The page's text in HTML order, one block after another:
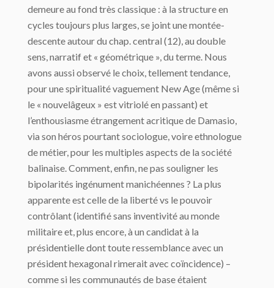
demeure au fond très classique : à la structure en
cycles toujours plus larges, se joint une montée-
descente autour du chap. central (12), au double
sens, narratif et « géométrique », du terme. Nous
avons aussi observé le choix, tellement tendance,
pour une spiritualité vaguement New Age (même si
le « nouvelâgeux » est vitriolé en passant) et
l’enthousiasme étrangement acritique de Damasio,
via son héros pourtant sociologue, voire ethnologue
de métier, pour les multiples aspects de la société
balinaise. Comment, enfin, ne pas souligner les
bipolarités ingénument manichéennes ? La plus
apparente est celle de la liberté vs le pouvoir
contrôlant (identifié sans inventivité au monde
militaire et, plus encore, à un candidat à la
présidentielle dont toute ressemblance avec un
président hexagonal rimerait avec coïncidence) –
comme si les communautés de base étaient